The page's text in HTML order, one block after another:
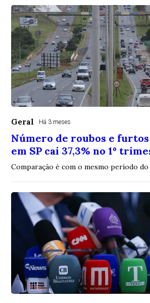
Geral Há 3 meses
Número de roubos e
em SP cai 37,3% no 1º
Comparação é com o mesmo período do